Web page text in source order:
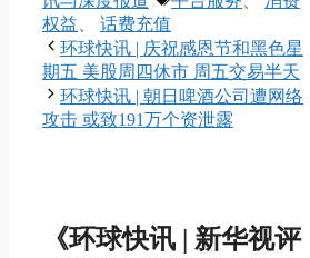
享
权益
话费充值
环球快讯 | 庆祝感恩节和黑色星
期五 美股周四休市 周五交易半天
环球快讯 | 朝日啤酒公司遭网络
攻击 或致191万个资泄露
《环球快讯 | 新华视评